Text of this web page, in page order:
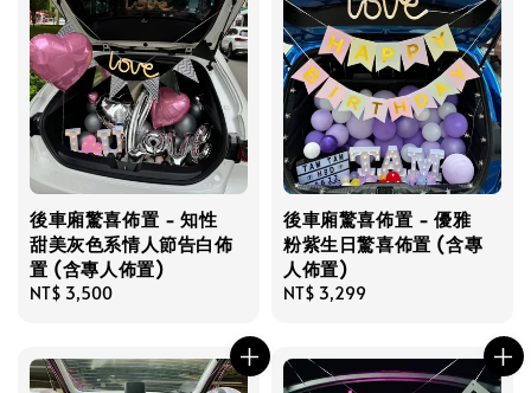
後車廂驚喜佈置 - 知性
甜美灰色系情人節告白佈
置 (含專人佈置)
Regular
NT$ 3,500
後車廂驚喜佈置 - 優雅
粉紫生日驚喜佈置 (含專
人佈置)
Regular
NT$ 3,299